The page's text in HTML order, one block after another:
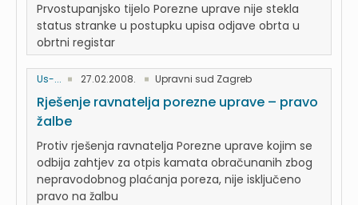
Prvostupanjsko tijelo Porezne uprave nije stekla
status stranke u postupku upisa odjave obrta u
obrtni registar
Us-... 27.02.2008. Upravni sud Zagreb
Rješenje ravnatelja porezne uprave – pravo
žalbe
Protiv rješenja ravnatelja Porezne uprave kojim se
odbija zahtjev za otpis kamata obračunanih zbog
nepravodobnog plaćanja poreza, nije isključeno
pravo na žalbu